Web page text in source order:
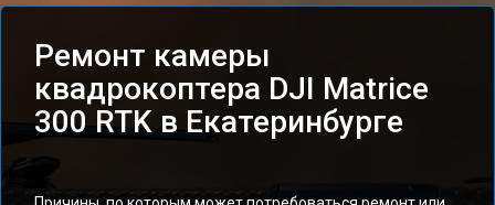
Ремонт камеры
квадрокоптера DJI Matrice
300 RTK в Екатеринбурге